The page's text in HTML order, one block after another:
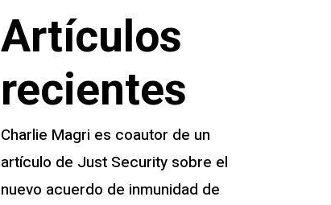
Artículos
recientes
Charlie Magri es coautor de un
artículo de Just Security sobre el
nuevo acuerdo de inmunidad de